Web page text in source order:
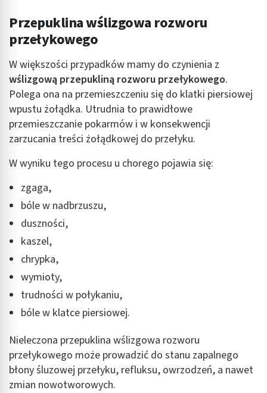
Przepuklina wślizgowa rozworu
przełykowego
W większości przypadków mamy do czynienia z
wślizgową przepukliną rozworu przełykowego.
Polega ona na przemieszczeniu się do klatki piersiowej
wpustu żołądka. Utrudnia to prawidłowe
przemieszczanie pokarmów i w konsekwencji
zarzucania treści żołądkowej do przełyku.
W wyniku tego procesu u chorego pojawia się:
zgaga,
bóle w nadbrzuszu,
duszności,
kaszel,
chrypka,
wymioty,
trudności w połykaniu,
bóle w klatce piersiowej.
Nieleczona przepuklina wślizgowa rozworu
przełykowego może prowadzić do stanu zapalnego
błony śluzowej przełyku, refluksu, owrzodzeń, a nawet
zmian nowotworowych.